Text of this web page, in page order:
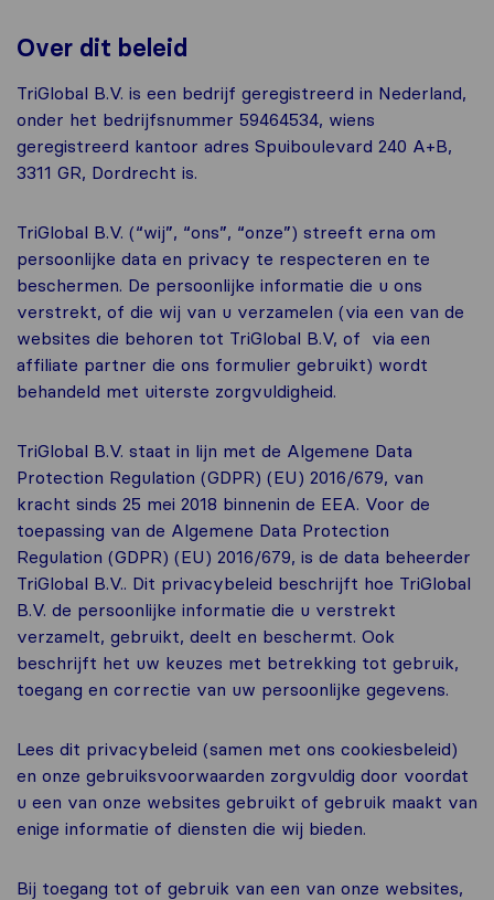
Over dit beleid
TriGlobal B.V. is een bedrijf geregistreerd in Nederland,
onder het bedrijfsnummer 59464534, wiens
geregistreerd kantoor adres Spuiboulevard 240 A+B,
3311 GR, Dordrecht is.
TriGlobal B.V. (“wij”, “ons”, “onze”) streeft erna om
persoonlijke data en privacy te respecteren en te
beschermen. De persoonlijke informatie die u ons
verstrekt, of die wij van u verzamelen (via een van de
websites die behoren tot TriGlobal B.V, of via een
affiliate partner die ons formulier gebruikt) wordt
behandeld met uiterste zorgvuldigheid.
TriGlobal B.V. staat in lijn met de Algemene Data
Protection Regulation (GDPR) (EU) 2016/679, van
kracht sinds 25 mei 2018 binnenin de EEA. Voor de
toepassing van de Algemene Data Protection
Regulation (GDPR) (EU) 2016/679, is de data beheerder
TriGlobal B.V.. Dit privacybeleid beschrijft hoe TriGlobal
B.V. de persoonlijke informatie die u verstrekt
verzamelt, gebruikt, deelt en beschermt. Ook
beschrijft het uw keuzes met betrekking tot gebruik,
toegang en correctie van uw persoonlijke gegevens.
Lees dit privacybeleid (samen met ons cookiesbeleid)
en onze gebruiksvoorwaarden zorgvuldig door voordat
u een van onze websites gebruikt of gebruik maakt van
enige informatie of diensten die wij bieden.
Bij toegang tot of gebruik van een van onze websites,